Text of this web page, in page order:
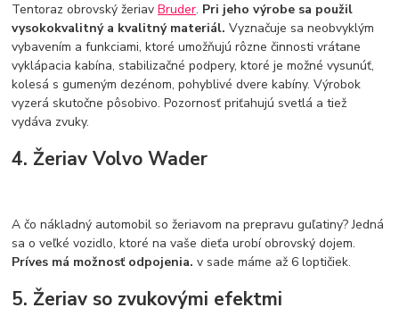
Tentoraz obrovský žeriavBruder. Pri jeho výrobe sa použil
vysokokvalitný a kvalitný materiál.Vyznačuje sa neobvyklým
vybavením a funkciami, ktoré umožňujú rôzne činnosti vrátane
vyklápacia kabína, stabilizačné podpery, ktoré je možné vysunúť,
kolesá s gumeným dezénom, pohyblivé dvere kabíny. Výrobok
vyzerá skutočne pôsobivo. Pozornosť priťahujú svetlá a tiež
vydáva zvuky.
4. Žeriav Volvo Wader
A čo nákladný automobil so žeriavom na prepravu guľatiny? Jedná
sa o veľké vozidlo, ktoré na vaše dieťa urobí obrovský dojem.
Príves má možnosť odpojenia.v sade máme až 6 loptičiek.
5. Žeriav so zvukovými efektmi